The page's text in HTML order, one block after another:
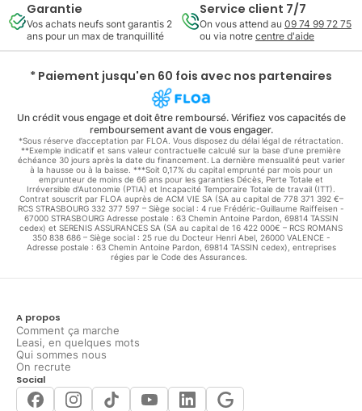
Garantie
Vos achats neufs sont garantis 2
ans pour un max de tranquillité
Service client 7/7
On vous attend au 09 74 99 72 75
ou via notre centre d'aide
* Paiement jusqu'en 60 fois avec nos partenaires
Un crédit vous engage et doit être remboursé. Vérifiez vos capacités de
remboursement avant de vous engager.
*Sous réserve d’acceptation par FLOA. Vous disposez du délai légal de rétractation.
**Exemple indicatif et sans valeur contractuelle calculé sur la base d'une première
échéance 30 jours après la date du financement. La dernière mensualité peut varier
à la hausse ou à la baisse. ***Soit 0,17% du capital emprunté par mois pour un
emprunteur de moins de 66 ans pour les garanties Décès, Perte Totale et
Irréversible d'Autonomie (PTIA) et Incapacité Temporaire Totale de travail (ITT).
Contrat souscrit par FLOA auprès de ACM VIE SA (SA au capital de 778 371 392 €–
RCS STRASBOURG 332 377 597 – Siège social : 4 rue Frédéric-Guillaume Raiffeisen -
67000 STRASBOURG Adresse postale : 63 Chemin Antoine Pardon, 69814 TASSIN
cedex) et SERENIS ASSURANCES SA (SA au capital de 16 422 000€ – RCS ROMANS
350 838 686 – Siège social : 25 rue du Docteur Henri Abel, 26000 VALENCE -
Adresse postale : 63 Chemin Antoine Pardon, 69814 TASSIN cedex), entreprises
régies par le Code des Assurances.
A propos
Comment ça marche
Leasi, en quelques mots
Qui sommes nous
On recrute
Social